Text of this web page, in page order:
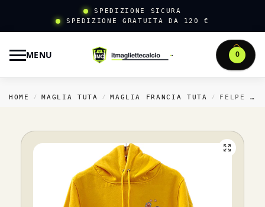
SPEDIZIONE SICURA
SPEDIZIONE GRATUITA DA 120 €
MENU 0
HOME / MAGLIA TUTA / MAGLIA FRANCIA TUTA / FELPE CON CAPPUCCIO FRANCIA 2026 GIALLO